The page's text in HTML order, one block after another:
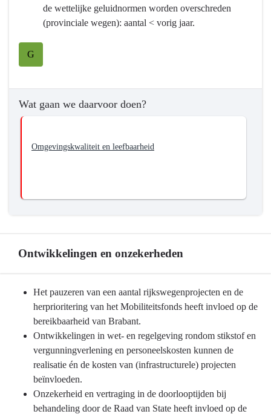
Mobiliteitsontwikkeling
Wat
willen
bereiken?
We
de wettelijke geluidnormen worden overschreden
(provinciale wegen): aantal < vorig jaar.
G
Wat gaan we daarvoor doen?
Omgevingskwaliteit en leefbaarheid
Ontwikkelingen en onzekerheden
navigatie
Programma
Mobiliteitsontwikkeling
Ontwikkelingen
Het pauzeren van een aantal rijkswegenprojecten en de
herprioritering van het Mobiliteitsfonds heeft invloed op de
bereikbaarheid van Brabant.
Ontwikkelingen in wet- en regelgeving rondom stikstof en
vergunningverlening en personeelskosten kunnen de
realisatie én de kosten van (infrastructurele) projecten
beïnvloeden.
Onzekerheid en vertraging in de doorlooptijden bij
behandeling door de Raad van State heeft invloed op de